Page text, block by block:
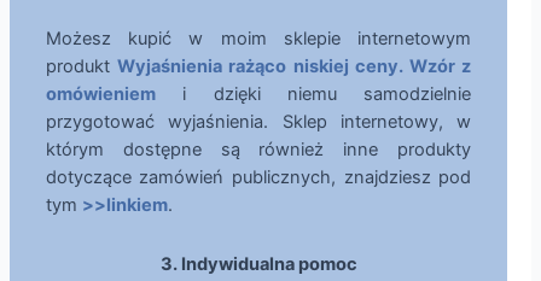
Możesz kupić w moim sklepie internetowym
produktWyjaśnienia rażąco niskiej ceny. Wzór z
omówieniemi dzięki niemu samodzielnie
przygotować wyjaśnienia. Sklep internetowy, w
którym dostępne są również inne produkty
dotyczące zamówień publicznych, znajdziesz pod
tym >>linkiem.
3. Indywidualna pomoc